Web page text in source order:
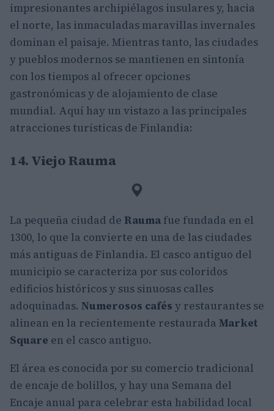
impresionantes archipiélagos insulares y, hacia
el norte, las inmaculadas maravillas invernales
dominan el paisaje. Mientras tanto, las ciudades
y pueblos modernos se mantienen en sintonía
con los tiempos al ofrecer opciones
gastronómicas y de alojamiento de clase
mundial. Aquí hay un vistazo a las principales
atracciones turísticas de Finlandia:
14. Viejo Rauma
La pequeña ciudad de Rauma fue fundada en el
1300, lo que la convierte en una de las ciudades
más antiguas de Finlandia. El casco antiguo del
municipio se caracteriza por sus coloridos
edificios históricos y sus sinuosas calles
adoquinadas. Numerosos cafés y restaurantes se
alinean en la recientemente restaurada Market
Square en el casco antiguo.
El área es conocida por su comercio tradicional
de encaje de bolillos, y hay una Semana del
Encaje anual para celebrar esta habilidad local